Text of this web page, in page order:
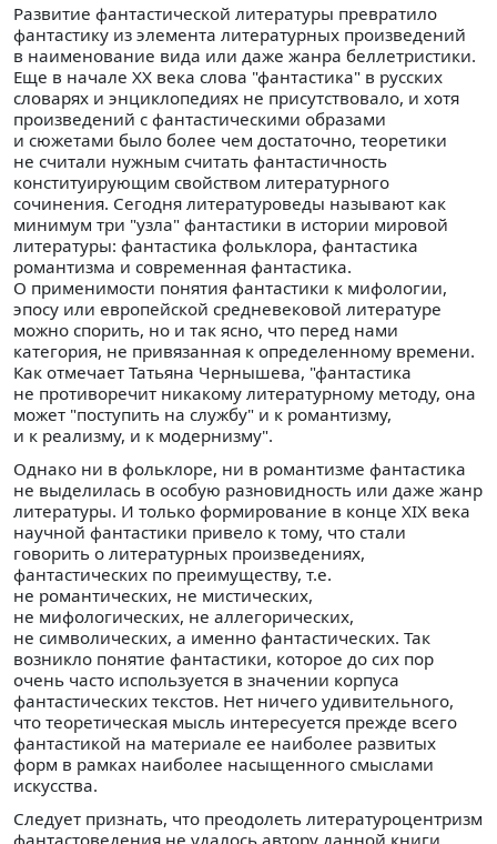
Развитие фантастической литературы превратило
фантастику из элемента литературных произведений
в наименование вида или даже жанра беллетристики.
Еще в начале ХХ века слова "фантастика" в русских
словарях и энциклопедиях не присутствовало, и хотя
произведений с фантастическими образами
и сюжетами было более чем достаточно, теоретики
не считали нужным считать фантастичность
конституирующим свойством литературного
сочинения. Сегодня литературоведы называют как
минимум три "узла" фантастики в истории мировой
литературы: фантастика фольклора, фантастика
романтизма и современная фантастика.
О применимости понятия фантастики к мифологии,
эпосу или европейской средневековой литературе
можно спорить, но и так ясно, что перед нами
категория, не привязанная к определенному времени.
Как отмечает Татьяна Чернышева, "фантастика
не противоречит никакому литературному методу, она
может "поступить на службу" и к романтизму,
и к реализму, и к модернизму".
Однако ни в фольклоре, ни в романтизме фантастика
не выделилась в особую разновидность или даже жанр
литературы. И только формирование в конце XIX века
научной фантастики привело к тому, что стали
говорить о литературных произведениях,
фантастических по преимуществу, т.е.
не романтических, не мистических,
не мифологических, не аллегорических,
не символических, а именно фантастических. Так
возникло понятие фантастики, которое до сих пор
очень часто используется в значении корпуса
фантастических текстов. Нет ничего удивительного,
что теоретическая мысль интересуется прежде всего
фантастикой на материале ее наиболее развитых
форм в рамках наиболее насыщенного смыслами
искусства.
Следует признать, что преодолеть литературоцентризм